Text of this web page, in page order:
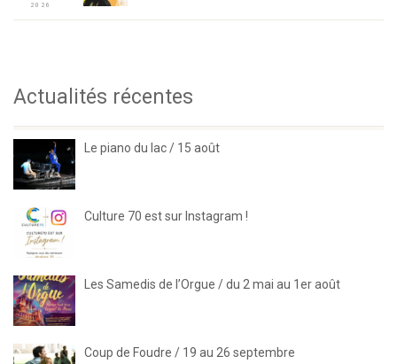
2026
Actualités récentes
Le piano du lac / 15 août
Culture 70 est sur Instagram !
Les Samedis de l’Orgue / du 2 mai au 1er août
Coup de Foudre / 19 au 26 septembre